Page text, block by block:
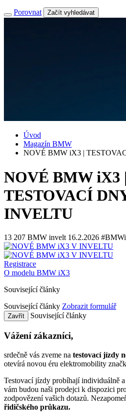
Porovnat Začít vyhledávat
Úvod
Magazín BMW
NOVÉ BMW iX3 |
NOVÉ BMW iX3 |
TESTOVACÍ
INVELTU
13 207 BMW invelt 16.2.2026
Registrace
O modelu BMW iX3
Související články
Související články Zobrazit formulář
Zavřít Související články
Vážení zákazníci,
srdečně vás zveme na testovací jízdy
otevírá novou éru elektromobility
Testovací jízdy probíhají individuálně
vám budou naši prodejci k dispozici
zodpovězení vašich dotazů.
řidičského průkazu.